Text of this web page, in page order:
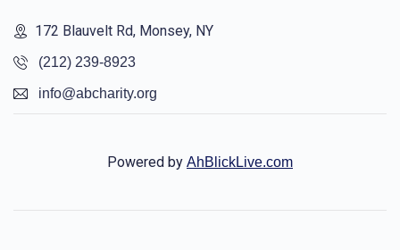
172 Blauvelt Rd, Monsey, NY
(212) 239-8923
info@abcharity.org
Powered by AhBlickLive.com